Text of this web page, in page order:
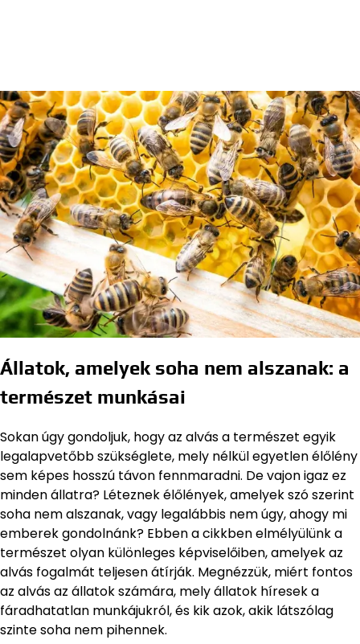
Állatok, amelyek soha nem alszanak: a
természet munkásai
Sokan úgy gondoljuk, hogy az alvás a természet egyik
legalapvetőbb szükséglete, mely nélkül egyetlen élőlény
sem képes hosszú távon fennmaradni. De vajon igaz ez
minden állatra? Léteznek élőlények, amelyek szó szerint
soha nem alszanak, vagy legalábbis nem úgy, ahogy mi
emberek gondolnánk? Ebben a cikkben elmélyülünk a
természet olyan különleges képviselőiben, amelyek az
alvás fogalmát teljesen átírják. Megnézzük, miért fontos
az alvás az állatok számára, mely állatok híresek a
fáradhatatlan munkájukról, és kik azok, akik látszólag
szinte soha nem pihennek.